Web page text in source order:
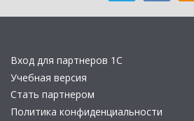
Вход для партнеров 1С
Учебная версия
Стать партнером
Политика конфиденциальности